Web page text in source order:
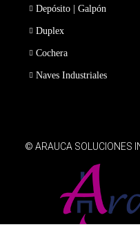
Depósito | Galpón
Duplex
Cochera
Naves Industriales
© ARAUCA SOLUCIONES